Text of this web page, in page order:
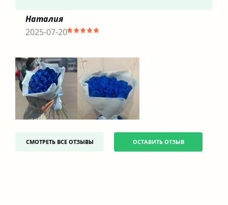
Наталия
2025-07-20
СМОТРЕТЬ ВСЕ ОТЗЫВЫ ОСТАВИТЬ ОТЗЫВ